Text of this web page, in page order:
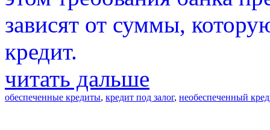
зависят от суммы,
кредит.
читать дальше
обеспеченные кредиты, кредит под залог, необеспеченный